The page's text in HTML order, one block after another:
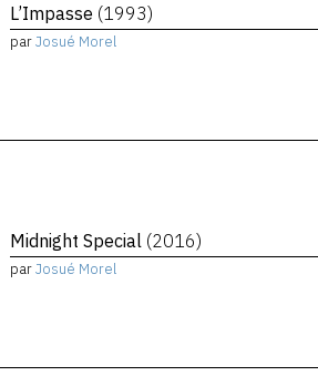
L’Impasse (1993)
parJosué Morel
Midnight Special (2016)
parJosué Morel